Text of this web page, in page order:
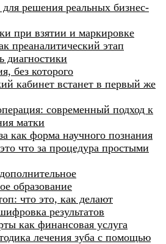
решения реальных бизнес-
при взятии и маркировке
преаналитический этап
диагностики
без которого
кабинет встанет в первый же
современный подход к
матки
как форма научного познания
что за процедура простыми
образование
что это, как делают
результатов
как финансовая услуга
лечения зуба с помощью